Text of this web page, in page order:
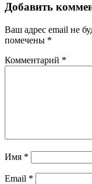
Добавить
Ваш адрес email не
помечены *
Комментарий *
Имя *
Email *